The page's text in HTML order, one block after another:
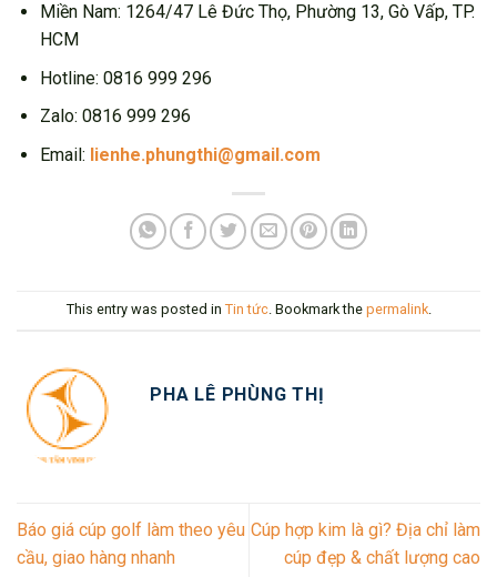
Miền Nam: 1264/47 Lê Đức Thọ, Phường 13, Gò Vấp, TP.
HCM
Hotline: 0816 999 296
Zalo: 0816 999 296
Email: lienhe.phungthi@gmail.com
This entry was posted in Tin tức. Bookmark the permalink.
PHA LÊ PHÙNG THỊ
Báo giá cúp golf làm theo yêu
cầu, giao hàng nhanh
Cúp hợp kim là gì? Địa chỉ làm
cúp đẹp & chất lượng cao